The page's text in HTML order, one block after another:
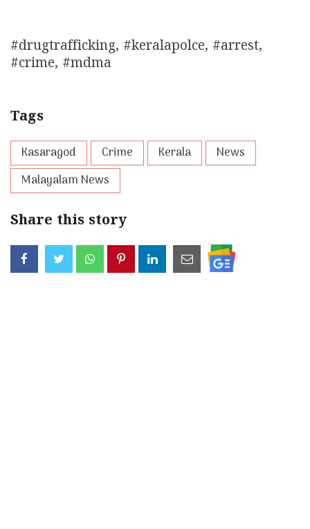
#drugtrafficking, #keralapolce, #arrest,
#crime, #mdma
Tags
Kasaragod Crime Kerala
News
Malayalam News
Share this story